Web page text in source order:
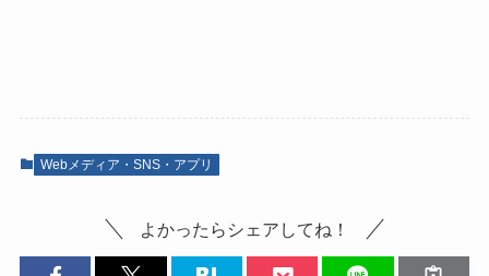
Webメディア・SNS・アプリ
よかったらシェアしてね！